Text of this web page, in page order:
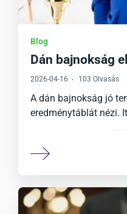
Blog
Dán bajnokság
2026-04-16 103 Olvasás
A dán bajnokság jó
eredménytáblát nézi.